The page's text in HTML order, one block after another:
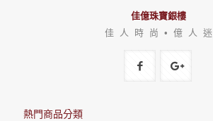
佳億珠寶銀樓
佳 人 時 尚 • 億 人 迷
熱門商品分類